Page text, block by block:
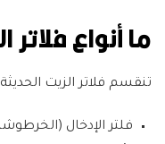
ما أنواع فلاتر
تنقسم فلاتر الزيت
فلتر الإدخال